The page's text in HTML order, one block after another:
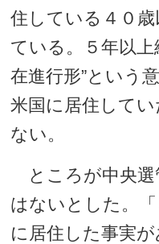
住している４０
ている。５年以
在進行形”という
米国に居住して
ない。
ところが中央選
はないとした。
に居住した事実